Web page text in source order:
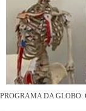
PROGRAMA DA GLOBO: